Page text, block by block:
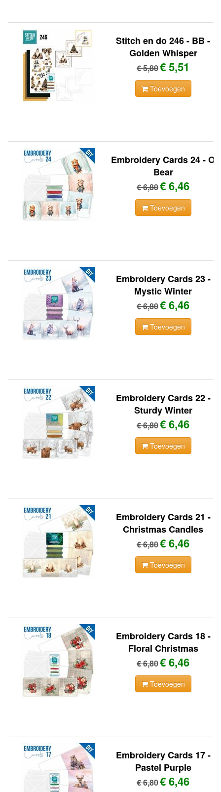
Stitch en do 246 - BB -
Golden Whisper
€ 5,80€ 5,51
Toevoegen
Embroidery Cards 24 - O
Bear
€ 6,80€ 6,46
Toevoegen
Embroidery Cards 23 -
Mystic Winter
€ 6,80€ 6,46
Toevoegen
Embroidery Cards 22 -
Sturdy Winter
€ 6,80€ 6,46
Toevoegen
Embroidery Cards 21 -
Christmas Candles
€ 6,80€ 6,46
Toevoegen
Embroidery Cards 18 -
Floral Christmas
€ 6,80€ 6,46
Toevoegen
Embroidery Cards 17 -
Pastel Purple
€ 6,80€ 6,46